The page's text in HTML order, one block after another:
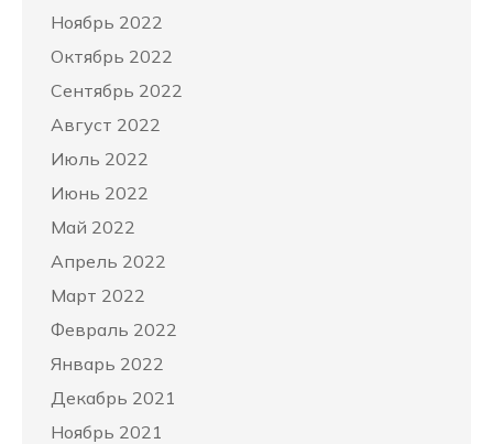
Ноябрь 2022
Октябрь 2022
Сентябрь 2022
Август 2022
Июль 2022
Июнь 2022
Май 2022
Апрель 2022
Март 2022
Февраль 2022
Январь 2022
Декабрь 2021
Ноябрь 2021